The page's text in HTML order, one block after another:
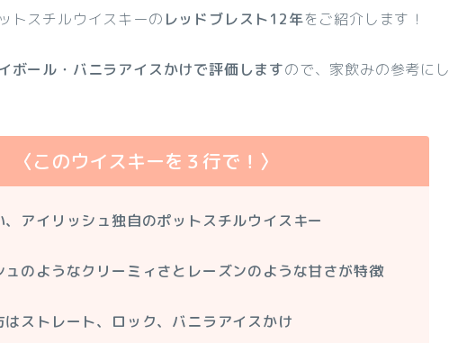
トスチルウイスキーの レッドブレスト12年をご紹介します！
ボール・バニラアイスかけで評価しますので、家飲みの参考にし
〈このウイスキーを３行で！〉
、アイリッシュ独自のポットスチルウイスキー
ュのようなクリーミィさとレーズンのような甘さが特徴
はストレート、ロック、バニラアイスかけ